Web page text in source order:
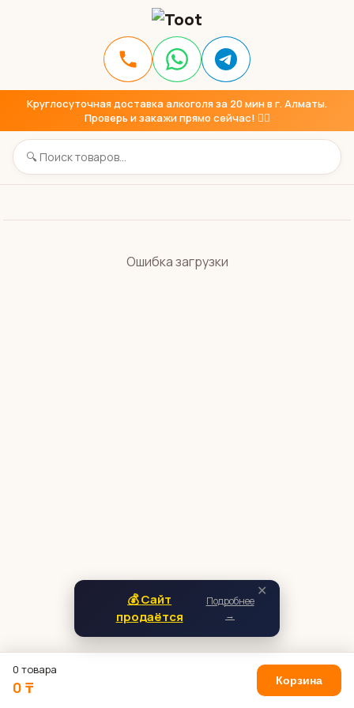
Круглосуточная доставка алкоголя за 20 мин в г. Алматы.
Проверь и закажи прямо сейчас! 👇🏼
Ошибка загрузки
✕
💰 Сайт
продаётся
Подробнее
→
0 товара
0 ₸ Корзина